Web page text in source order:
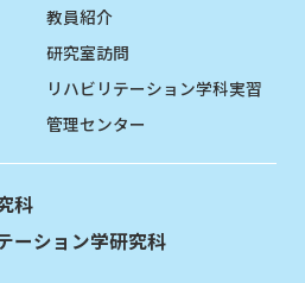
教員紹介
研究室訪問
リハビリテーション学科実習
管理センター
科
ーション学研究科